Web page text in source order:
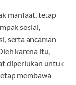
manfaat, tetap
sosial,
serta ancaman
karena itu,
diperlukan untuk
membawa